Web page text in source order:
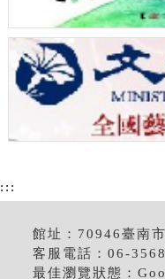
:::
館址：70946臺南
客服電話：06-
最佳瀏覽狀態：